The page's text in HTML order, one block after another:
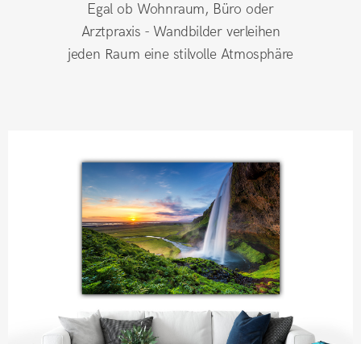
Egal ob Wohnraum, Büro oder
Arztpraxis - Wandbilder verleihen
jeden Raum eine stilvolle Atmosphäre